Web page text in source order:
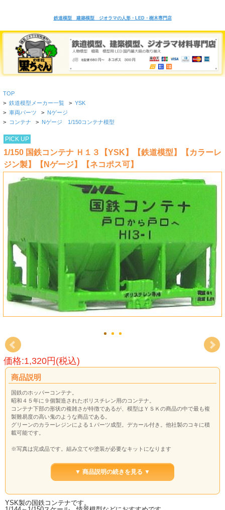
鉄道模型 建築模型 ジオラマの人形・LED・樹木専門店
TOP
> 鉄道模型メーカー一覧 > YSK
> 車両パーツ > Nゲージ
> コンテナ > Nゲージ 1/150コンテナ模型
PICK UP
1/150 国鉄コンテナ Ｈ１３【YSK】【鉄道模型】【カラーレ
ジン製】【Nゲージ】【ネコポス可】
価格:1,320円(税込)
商品説明
国鉄のホッパーコンテナ。
昭和４５年に９個製造されたポリスチレン用のコンテナ。
コンテナ下部の形状の複雑さが特徴であるが、模型はＹＳＫの商品の中で最も複
製難易度の高い鬼のような商品である。
グリーンのカラーレジンによる１パーツ成型。デカール付き。他社製のコキに積
載可能です。
※写真は完成品です。組み立てや塗装が必要なキットになります
▼ 商品説明の続きを見る ▼
YSK製の国鉄コンテナです。